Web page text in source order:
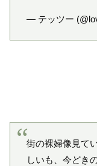
— テッツー
街の裸婦像見て
しいも、今どき